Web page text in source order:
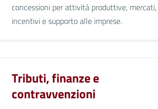
concessioni per attività produttive, mercati,
incentivi e supporto alle imprese.
Tributi, finanze e
contravvenzioni